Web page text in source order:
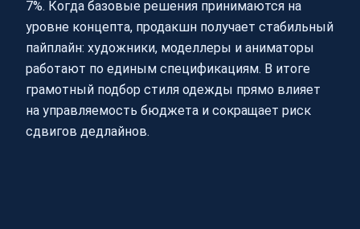
7%. Когда базовые решения принимаются на
уровне концепта, продакшн получает стабильный
пайплайн: художники, моделлеры и аниматоры
работают по единым спецификациям. В итоге
грамотный подбор стиля одежды прямо влияет
на управляемость бюджета и сокращает риск
сдвигов дедлайнов.